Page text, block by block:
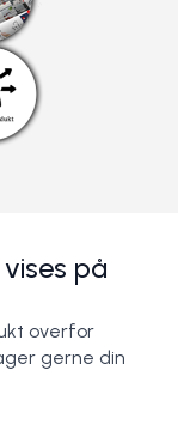
på
overfor
gerne din